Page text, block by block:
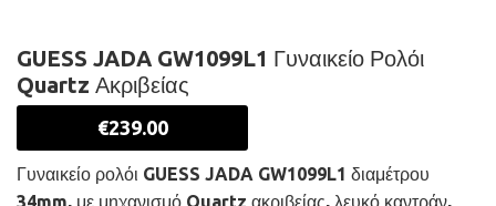
GUESS JADA GW1099L1 Γυναικείο Ρολόι
Quartz Ακριβείας
€239.00
Γυναικείο ρολόι GUESS JADA GW1099L1 διαμέτρου
34mm, με μηχανισμό Quartz ακριβείας, λευκό καντράν,